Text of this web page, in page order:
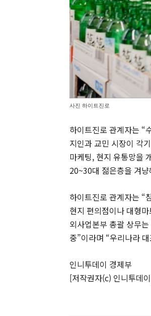
사진 하이트진로
하이트진로 관계자는 “
지인과 교민 시장이 각
마케팅, 현지 유통망을
20~30대 젊은층을 겨
하이트진로 관계자는 “
현지 편의점이나 대형
외사업본부 총괄 상무
중”이라며 “우리나라
인니투데이 경제부
[저작권자(c) 인니투데